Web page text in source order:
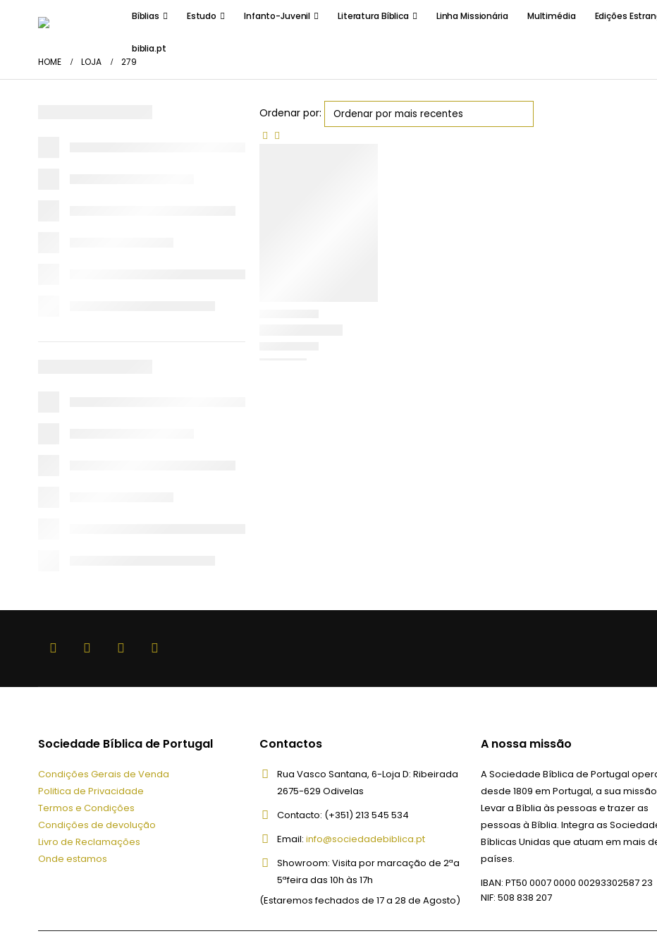
Bíblias Estudo Infanto-Juvenil Literatura Bíblica Linha Missionária Multimédia Edições
biblia.pt
HOME LOJA 279
Ordenar por:
Sociedade Bíblica de Portugal
Condições Gerais de Venda
Politica de Privacidade
Termos e Condições
Condições de devolução
Livro de Reclamações
Onde estamos
Contactos
Rua Vasco Santana, 6-Loja D: Ribeirada
2675-629 Odivelas
Contacto: (+351) 213 545 534
Email: info@sociedadebiblica.pt
Showroom: Visita por marcação de 2ªa
5ªfeira das 10h às 17h
(Estaremos fechados de 17 a 28 de Agosto)
A nossa missão
A Sociedade Bíblica de Portugal
desde 1809 em Portugal, a sua
Levar a Bíblia às pessoas e trazer as
pessoas à Bíblia. Integra as
Bíblicas Unidas que atuam em mais
países.
IBAN: PT50 0007 0000 00293302587 23
NIF: 508 838 207